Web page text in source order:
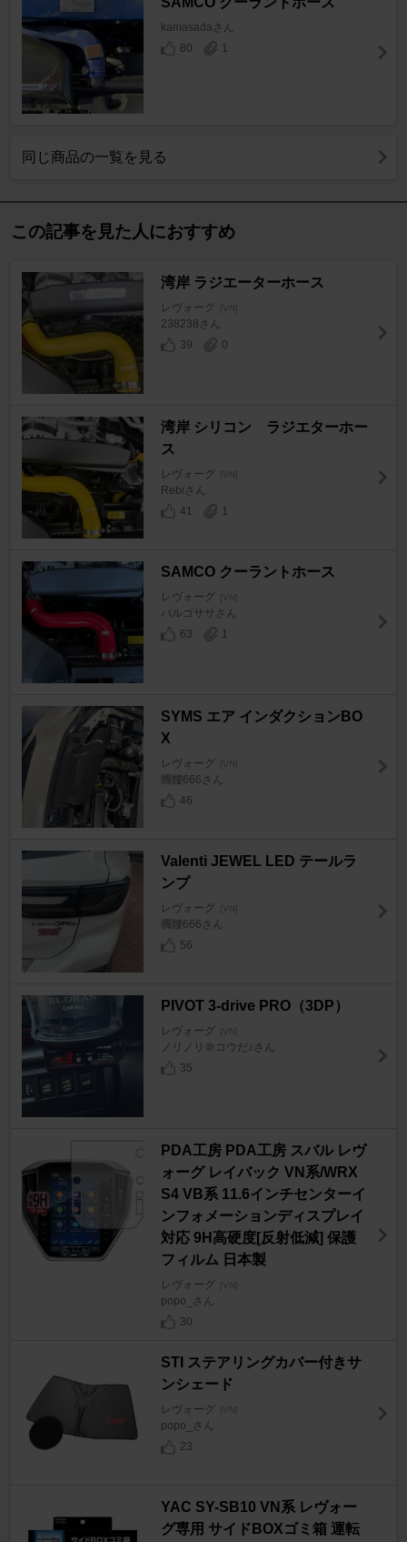
kamasadaさん
80
1
同じ商品の一覧を見る
この記事を見た人におすすめ
湾岸 ラジエーターホース
レヴォーグ [VN]
238238さん
39
0
湾岸 シリコン ラジエターホー
ス
レヴォーグ [VN]
Rebiさん
41
1
SAMCO クーラントホース
レヴォーグ [VN]
バルゴササさん
63
1
SYMS エア インダクションBO
X
レヴォーグ [VN]
髑髏666さん
46
Valenti JEWEL LED テールラ
ンプ
レヴォーグ [VN]
髑髏666さん
56
PIVOT 3-drive PRO（3DP）
レヴォーグ [VN]
ノリノリ＠コウだ♪さん
35
PDA工房 PDA工房 スバル レヴ
ォーグ レイバック VN系/WRX
S4 VB系 11.6インチセンターイ
ンフォメーションディスプレイ
対応 9H高硬度[反射低減] 保護
フィルム 日本製
レヴォーグ [VN]
popo_さん
30
STI ステアリングカバー付きサ
ンシェード
レヴォーグ [VN]
popo_さん
23
YAC SY-SB10 VN系 レヴォー
グ専用 サイドBOXゴミ箱 運転